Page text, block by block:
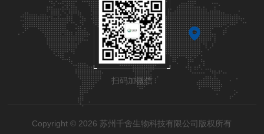
扫码加微信
Copyright © 2026 苏州千舍生物科技有限公司版权所有